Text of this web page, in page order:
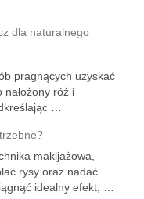
dla naturalnego
pragnących uzyskać
róż i
…
makijażowa,
rysy oraz nadać
idealny efekt, …